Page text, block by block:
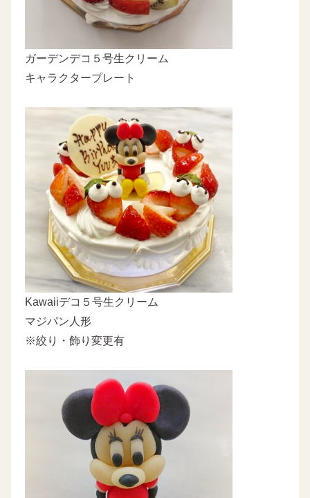
ガーデンデコ５号生クリーム
キャラクタープレート
Kawaiiデコ５号生クリーム
マジパン人形
※絞り・飾り変更有